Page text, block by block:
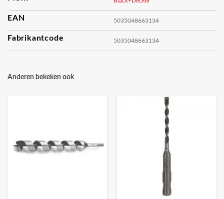
EAN 5035048663134
Fabrikantcode 5035048663134
Anderen bekeken ook